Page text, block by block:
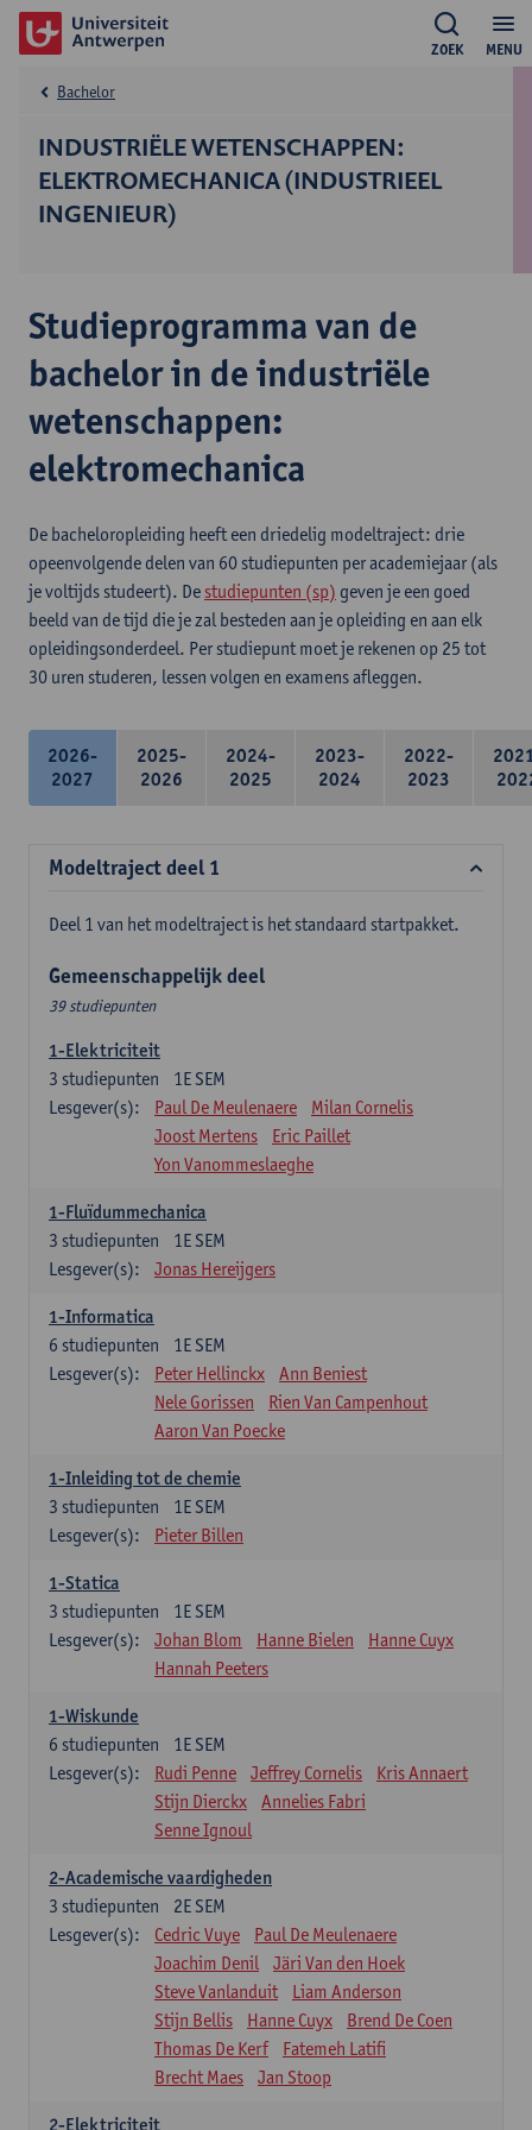
MENU
ZOEK
INDUSTRIËLE WETENSCHAPPEN:
ELEKTROMECHANICA (INDUSTRIEEL
INGENIEUR)
Bachelor
Studieprogramma van de
bachelor in de industriële
wetenschappen:
elektromechanica
De bacheloropleiding heeft een driedelig modeltraject: drie
opeenvolgende delen van 60 studiepunten per academiejaar (als
je voltijds studeert). De studiepunten (sp) geven je een goed
beeld van de tijd die je zal besteden aan je opleiding en aan elk
opleidingsonderdeel. Per studiepunt moet je rekenen op 25 tot
30 uren studeren, lessen volgen en examens afleggen.
2026-
2027
2025-
2026
2024-
2025
2023-
2024
2022-
2023
Modeltraject deel 1
Deel 1 van het modeltraject is het standaard startpakket.
Gemeenschappelijk deel
39 studiepunten
1-Elektriciteit
1E SEM
3 studiepunten
Lesgever(s):
Paul De Meulenaere
Milan Cornelis
Joost Mertens
Eric Paillet
Yon Vanommeslaeghe
1-Fluïdummechanica
1E SEM
3 studiepunten
Lesgever(s):
Jonas Hereijgers
1-Informatica
1E SEM
6 studiepunten
Lesgever(s):
Peter Hellinckx
Ann Beniest
Nele Gorissen
Rien Van Campenhout
Aaron Van Poecke
1-Inleiding tot de chemie
1E SEM
3 studiepunten
Lesgever(s):
Pieter Billen
1-Statica
1E SEM
3 studiepunten
Lesgever(s):
Johan Blom Hanne Bielen
Hanne Cuyx
Hannah Peeters
1-Wiskunde
1E SEM
6 studiepunten
Lesgever(s):
Rudi Penne Jeffrey Cornelis
Kris Annaert
Stijn Dierckx
Annelies Fabri
Senne Ignoul
2-Academische vaardigheden
2E SEM
3 studiepunten
Lesgever(s):
Cedric Vuye
Paul De Meulenaere
Joachim Denil
Järi Van den Hoek
Steve Vanlanduit
Liam Anderson
Stijn Bellis
Hanne Cuyx
Brend De Coen
Thomas De Kerf
Fatemeh Latifi
Brecht Maes
Jan Stoop
2-Elektriciteit